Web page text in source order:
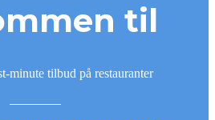
til
minute tilbud på restauranter